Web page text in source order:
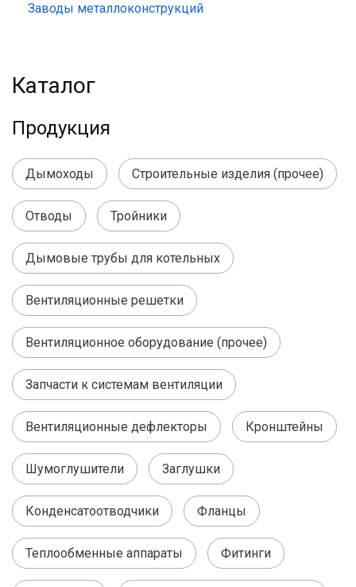
Заводы металлоконструкций
Каталог
Продукция
Дымоходы Строительные изделия (прочее)
Отводы Тройники
Дымовые трубы для котельных
Вентиляционные решетки
Вентиляционное оборудование (прочее)
Запчасти к системам вентиляции
Вентиляционные дефлекторы Кронштейны
Шумоглушители Заглушки
Конденсатоотводчики Фланцы
Теплообменные аппараты Фитинги